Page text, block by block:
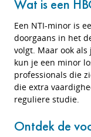
Wat is een
Een NTI-minor is
doorgaans in het
volgt. Maar ook
kun je een minor
professionals die
die extra
reguliere studie.
Ontdek de